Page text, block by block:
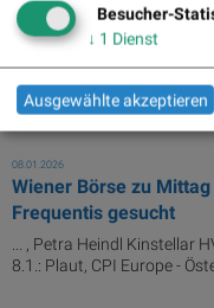
08.01.2026
LinkedIn-NL: Heute
... Kapitel aus dem Hörbuch.
Buwog gelistet ...
08.01.2026
Wiener Börse zu
Frequentis gesucht
... , Petra Heindl Kinstellar
8.1.: Plaut, CPI Europe -
Besucher-
↓ 1 Dienst
Ausgewählte akzeptieren